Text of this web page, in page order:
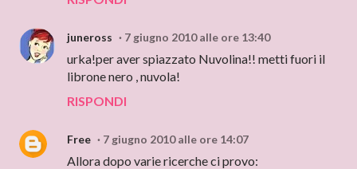
juneross 7 giugno 2010 alle ore 13:40
urka!per aver spiazzato Nuvolina!! metti fuori il
librone nero , nuvola!
RISPONDI
Free 7 giugno 2010 alle ore 14:07
Allora dopo varie ricerche ci provo: